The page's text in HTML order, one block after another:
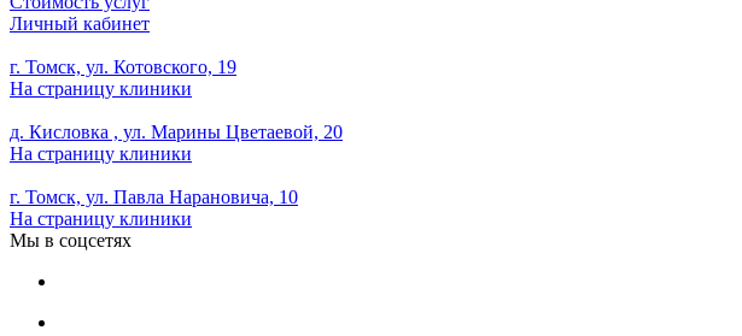
Личный кабинет
г. Томск, ул. Котовского, 19
На страницу клиники
д. Кисловка , ул. Марины Цветаевой, 20
На страницу клиники
г. Томск, ул. Павла Нарановича, 10
На страницу клиники
Мы в соцсетях